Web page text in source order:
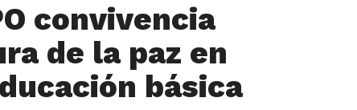
convivencia
de la paz en
básica